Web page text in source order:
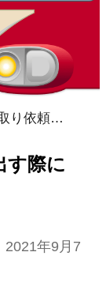
鉄道模型を買取り依頼を出す際に注意するポイント
す際に
2021年9月7